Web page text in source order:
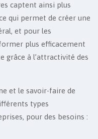
captent ainsi plus
qui permet de créer une
et pour les
plus efficacement
grâce à l’attractivité des
et le savoir-faire de
types
pour des besoins :